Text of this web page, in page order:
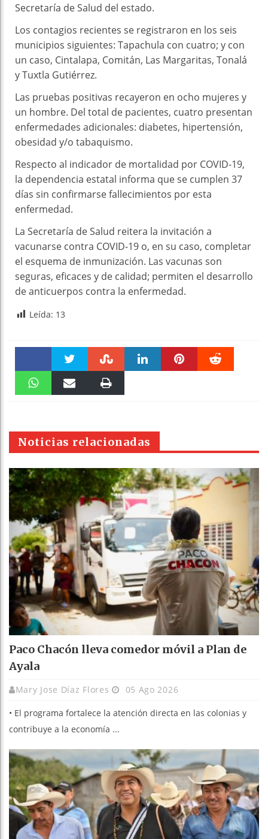
Secretaría de Salud del estado.
Los contagios recientes se registraron en los seis
municipios siguientes: Tapachula con cuatro; y con
un caso, Cintalapa, Comitán, Las Margaritas, Tonalá
y Tuxtla Gutiérrez.
Las pruebas positivas recayeron en ocho mujeres y
un hombre. Del total de pacientes, cuatro presentan
enfermedades adicionales: diabetes, hipertensión,
obesidad y/o tabaquismo.
Respecto al indicador de mortalidad por COVID-19,
la dependencia estatal informa que se cumplen 37
días sin confirmarse fallecimientos por esta
enfermedad.
La Secretaría de Salud reitera la invitación a
vacunarse contra COVID-19 o, en su caso, completar
el esquema de inmunización. Las vacunas son
seguras, eficaces y de calidad; permiten el desarrollo
de anticuerpos contra la enfermedad.
Leída: 13
Faceboo Twitter Stumble
pt
Noticias relacionadas
Paco Chacón lleva comedor móvil a Plan de
Ayala
Mary Jose Díaz Flores 05 Ago 2026
• El programa fortalece la atención directa en las colonias y
contribuye a la economía ...